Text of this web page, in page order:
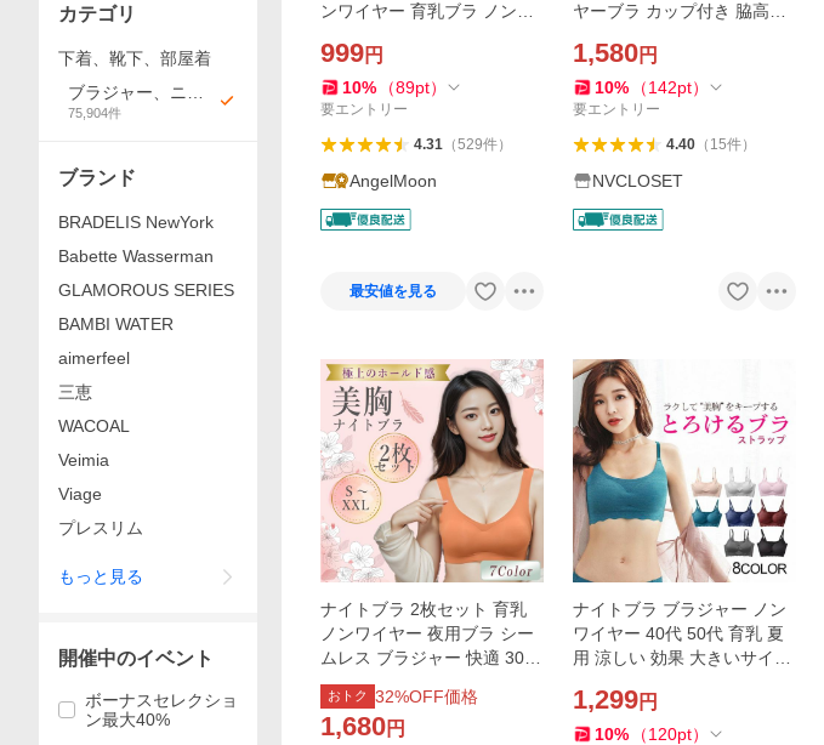
ンワイヤー 育乳ブラ ノンワ
代 脇高 昼夜兼用 50代
999円
10% （89pt）
要エントリー
4.31（529件）
AngelMoon
最安値を見る
ヤーブラ カップ付き 脇高補
兼用 締め付けない 楽ブラ レ
ディース 爆買
1,580円
10% （142pt）
要エントリー
4.40（ 15件）
NVCLOSET
ナイトブラ 2枚セット 育乳
ノンワイヤー 夜用ブラ シー
ムレス ブラジャー 快適 30代
40代 50代 スポーツブラ ヨガ
日中 1日中 睡眠
おトク 32%OFF価格
1,680円
ナイトブラ ブラジャー ノン
ワイヤー 40代 50代 育乳 夏
用 涼しい 効果 大きいサイズ
高
1,299円
10% （120pt）
カテゴリ
下着、靴下、部屋着
ブラジャー、ニッ
プレス
75,904件
ブランド
BRADELIS NewYork
Babette Wasserman
GLAMOROUS SERIES
BAMBI WATER
aimerfeel
三恵
WACOAL
Veimia
Viage
プレスリム
もっと見る
開催中のイベント
ボーナスセレクショ
ン最大40%